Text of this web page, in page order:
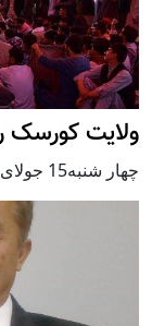
ولایت کورسک
چهار شنبه15 جولای 2026